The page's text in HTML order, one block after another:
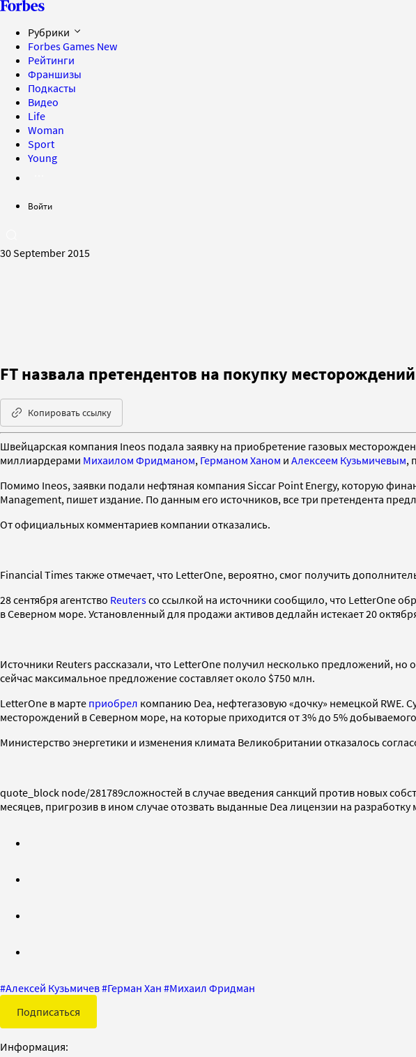
Рубрики
Forbes Games New
Рейтинги
Франшизы
Подкасты
Видео
Life
Woman
Sport
Young
Войти
30 September 2015
FT назвала претендентов на покупку
Копировать ссылку
Швейцарская компания Ineos подала заявку на приобретение газовых
миллиардерами Михаилом Фридманом, Германом Ханом и Алексеем Кузьмичевым,
Помимо Ineos, заявки подали нефтяная компания Siccar Point Energy, которую
Management, пишет издание. По данным его источников, все три претендента
От официальных комментариев компании отказались.
Financial Times также отмечает, что LetterOne, вероятно, смог получить
28 сентября агентство Reutersсо ссылкой на источники сообщило, что LetterOne
в Северном море. Установленный для продажи активов дедлайн истекает 20
Источники Reuters рассказали, что LetterOne получил несколько предложений,
сейчас максимальное предложение составляет около $750 млн.
LetterOne в марте приобрел компанию Dea, нефтегазовую «дочку» немецкой RWE.
месторождений в Северном море, на которые приходится от 3% до 5%
Министерство энергетики и изменения климата Великобритании отказалось
quote_block node/281789сложностей в случае введения санкций против новых
месяцев, пригрозив в ином случае отозвать выданные Dea лицензии на
#Алексей Кузьмичев#Герман Хан #Михаил Фридман
Подписаться
Информация: